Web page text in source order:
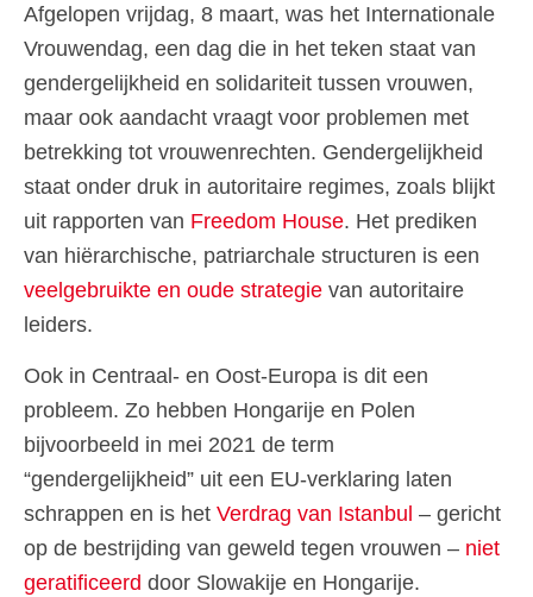
Afgelopen vrijdag, 8 maart, was het Internationale
Vrouwendag, een dag die in het teken staat van
gendergelijkheid en solidariteit tussen vrouwen,
maar ook aandacht vraagt voor problemen met
betrekking tot vrouwenrechten. Gendergelijkheid
staat onder druk in autoritaire regimes, zoals blijkt
uit rapporten van Freedom House. Het prediken
van hiërarchische, patriarchale structuren is een
veelgebruikte en oude strategie van autoritaire
leiders.
Ook in Centraal- en Oost-Europa is dit een
probleem. Zo hebben Hongarije en Polen
bijvoorbeeld in mei 2021 de term
“gendergelijkheid” uit een EU-verklaring laten
schrappen en is het Verdrag van Istanbul – gericht
op de bestrijding van geweld tegen vrouwen – niet
geratificeerd door Slowakije en Hongarije.